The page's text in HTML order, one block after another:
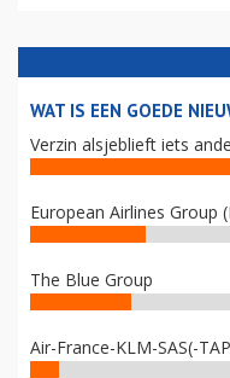
WAT IS EEN GOEDE
Verzin alsjeblieft iets
European Airlines Group
The Blue Group
Air-France-KLM-SAS(-